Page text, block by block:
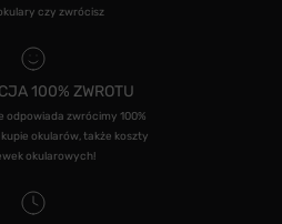
czy zwrócisz
100% ZWROTU
odpowiada zwrócimy 100%
okularów, także koszty
okularowych!